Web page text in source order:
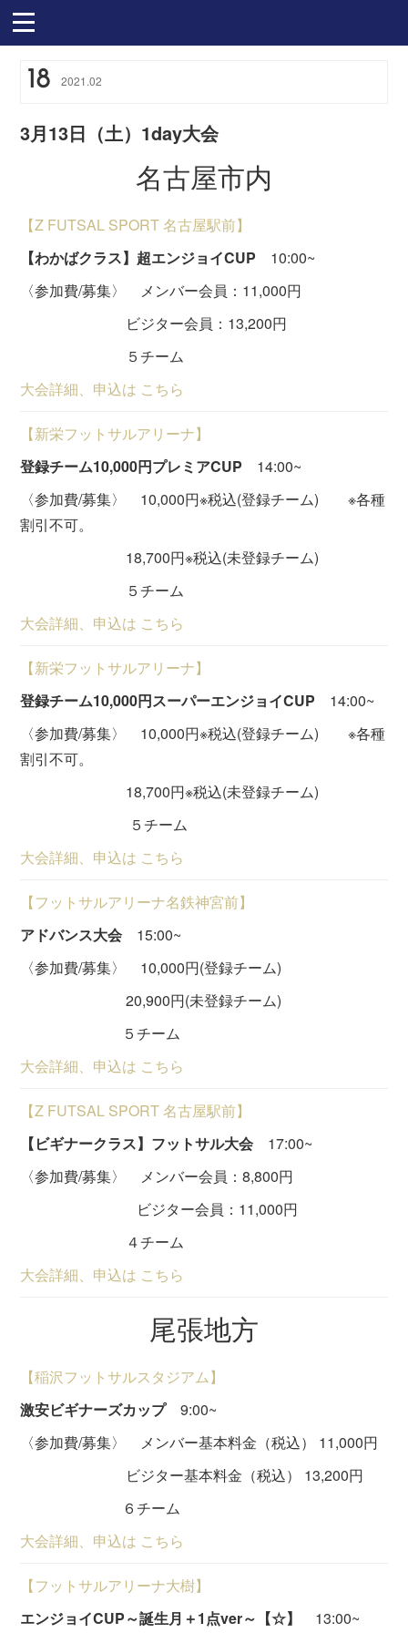
18 2021 .02
3月13日（土）1day大会
名古屋市内
【Z FUTSAL SPORT 名古屋駅前】
【わかばクラス】超エンジョイCUP 10:00~
〈参加費/募集〉 メンバー会員：11,000円
ビジター会員：13,200円
５チーム
大会詳細、申込は こちら
【新栄フットサルアリーナ】
登録チーム10,000円プレミアCUP 14:00~
〈参加費/募集〉 10,000円※税込(登録チーム) ※各種
割引不可。
18,700円※税込(未登録チーム)
５チーム
大会詳細、申込は こちら
【新栄フットサルアリーナ】
登録チーム10,000円スーパーエンジョイCUP 14:00~
〈参加費/募集〉 10,000円※税込(登録チーム) ※各種
割引不可。
18,700円※税込(未登録チーム)
５チーム
大会詳細、申込は こちら
【フットサルアリーナ名鉄神宮前】
アドバンス大会 15:00~
〈参加費/募集〉 10,000円(登録チーム)
20,900円(未登録チーム)
５チーム
大会詳細、申込は こちら
【Z FUTSAL SPORT 名古屋駅前】
【ビギナークラス】フットサル大会 17:00~
〈参加費/募集〉 メンバー会員：8,800円
ビジター会員：11,000円
４チーム
大会詳細、申込は こちら
尾張地方
【稲沢フットサルスタジアム】
激安ビギナーズカップ9:00~
〈参加費/募集〉 メンバー基本料金（税込） 11,000円
ビジター基本料金（税込） 13,200円
６チーム
大会詳細、申込は こちら
【フットサルアリーナ大樹】
エンジョイCUP～誕生月＋1点ver～【☆】
13:00~